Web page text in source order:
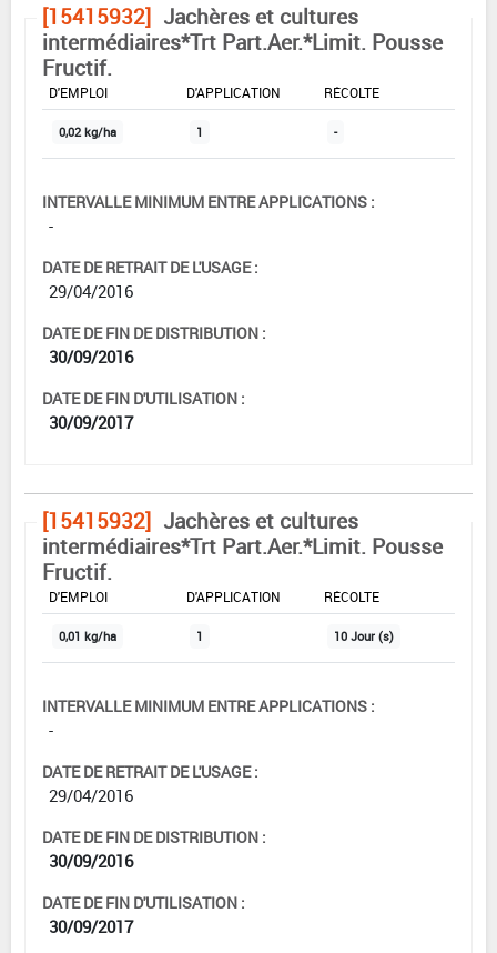
[15415932] Jachères et cultures
intermédiaires*Trt Part.Aer.*Limit. Pousse
Fructif.
DOSE MAX
D'EMPLOI
D'APPLICATION
RÉCOLTE
0,02 kg/ha 1 -
INTERVALLE MINIMUM ENTRE APPLICATIONS :
-
DATE DE RETRAIT DE L'USAGE :
29/04/2016
DATE DE FIN DE DISTRIBUTION :
30/09/2016
DATE DE FIN D'UTILISATION :
30/09/2017
[15415932] Jachères et cultures
intermédiaires*Trt Part.Aer.*Limit. Pousse
Fructif.
DOSE MAX
D'EMPLOI
D'APPLICATION
RÉCOLTE
0,01 kg/ha 1 10 Jour (s)
INTERVALLE MINIMUM ENTRE APPLICATIONS :
-
DATE DE RETRAIT DE L'USAGE :
29/04/2016
DATE DE FIN DE DISTRIBUTION :
30/09/2016
DATE DE FIN D'UTILISATION :
30/09/2017